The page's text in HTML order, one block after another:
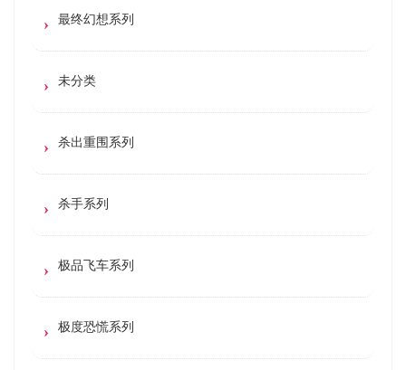
最终幻想系列
未分类
杀出重围系列
杀手系列
极品飞车系列
极度恐慌系列